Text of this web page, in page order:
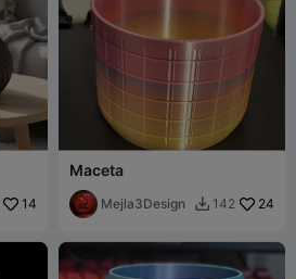
14
Maceta
Mejla3Design  142 24